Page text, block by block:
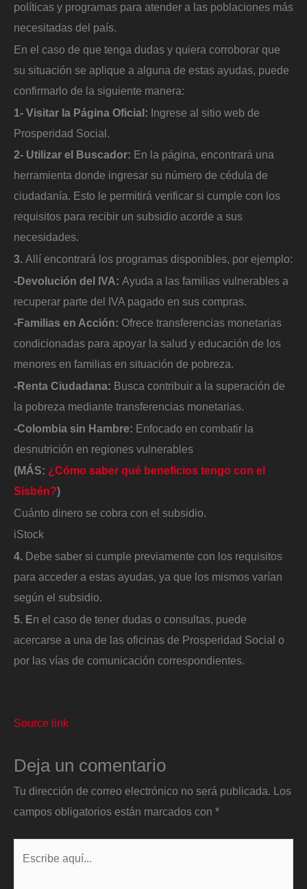
políticas y programas para atender a las poblaciones más
necesitadas del país.
En el caso de que tenga dudas y quiera corroborar que
su situación se aplique a alguna de estas ayudas, puede
confirmarlo de la siguiente manera:
1- Visitar la Página Oficial: Ingrese al sitio web de
Prosperidad Social.
2- Utilizar el Buscador: En la página, encontrará una
herramienta donde ingresar su número de cédula de
ciudadanía. Esto le permitirá verificar si cumple con los
requisitos para recibir un subsidio acorde a sus
necesidades.
3. Allí encontrará los programas disponibles, por ejemplo:
-Devolución del IVA: Ayuda a las familias vulnerables a
recuperar parte del IVA pagado en sus compras.
-Familias en Acción: Ofrece transferencias monetarias
condicionadas para apoyar la salud y educación de los
menores en familias en situación de pobreza.
-Renta Ciudadana: Busca contribuir a la superación de
la pobreza mediante transferencias monetarias.
-Colombia sin Hambre: Enfocado en combatir la
desnutrición en regiones vulnerables
(MÁS: ¿Cómo saber qué beneficios tengo con el
Sisbén?)
Cuánto dinero se cobra con el subsidio.
iStock
4. Debe saber si cumple previamente con los requisitos
para acceder a estas ayudas, ya que los mismos varían
según el subsidio.
5. En el caso de tener dudas o consultas, puede
acercarse a una de las oficinas de Prosperidad Social o
por las vías de comunicación correspondientes.
Source link
Deja un comentario
Tu dirección de correo electrónico no será publicada. Los
campos obligatorios están marcados con *